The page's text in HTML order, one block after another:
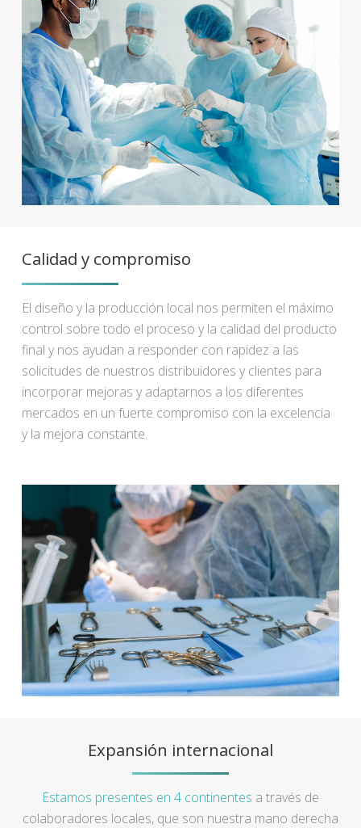
Calidad y compromiso
El diseño y la producción local nos permiten el máximo
control sobre todo el proceso y la calidad del producto
final y nos ayudan a responder con rapidez a las
solicitudes de nuestros distribuidores y clientes para
incorporar mejoras y adaptarnos a los diferentes
mercados en un fuerte compromiso con la excelencia
y la mejora constante.
Expansión internacional
Estamos presentes en 4 continentes a través de
colaboradores locales, que son nuestra mano derecha